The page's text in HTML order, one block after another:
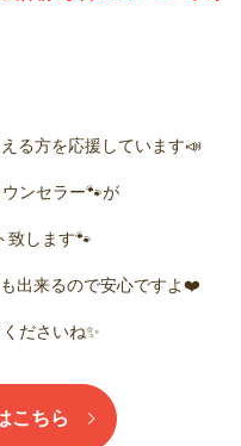
る方を応援しています📣
ンセラー🐾が
致します🐾
出来るので安心ですよ❤️
ださいね✨
こちら